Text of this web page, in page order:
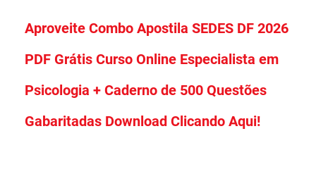
Aproveite Combo Apostila SEDES DF 2026
PDF Grátis Curso Online Especialista em
Psicologia + Caderno de 500 Questões
Gabaritadas Download Clicando Aqui!